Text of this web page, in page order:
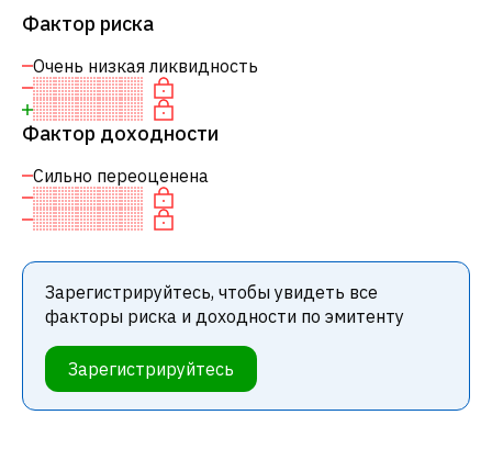
Фактор риска
Очень низкая ликвидность
Фактор доходности
Сильно переоценена
Зарегистрируйтесь, чтобы увидеть все
факторы риска и доходности по эмитенту
Зарегистрируйтесь